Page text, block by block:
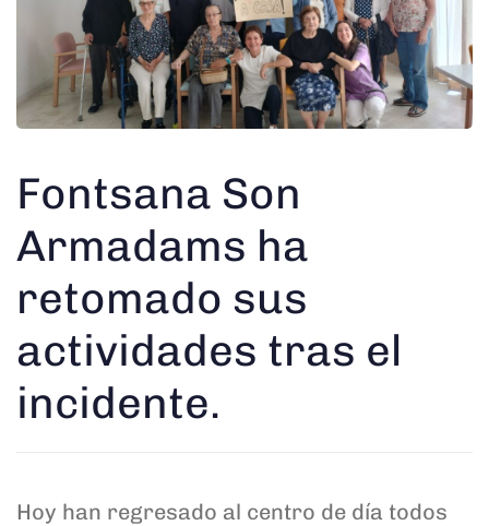
Fontsana Son
Armadams ha
retomado sus
actividades tras el
incidente.
Hoy han regresado al centro de día todos